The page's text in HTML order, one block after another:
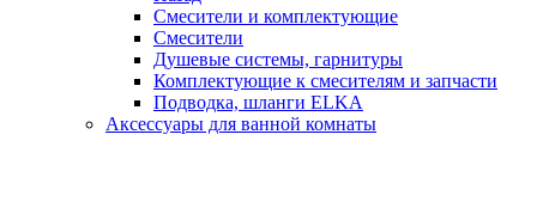
Смесители и комплектующие
Смесители
Душевые системы, гарнитуры
Комплектующие к смесителям и запчасти
Подводка, шланги ELKA
Аксессуары для ванной комнаты